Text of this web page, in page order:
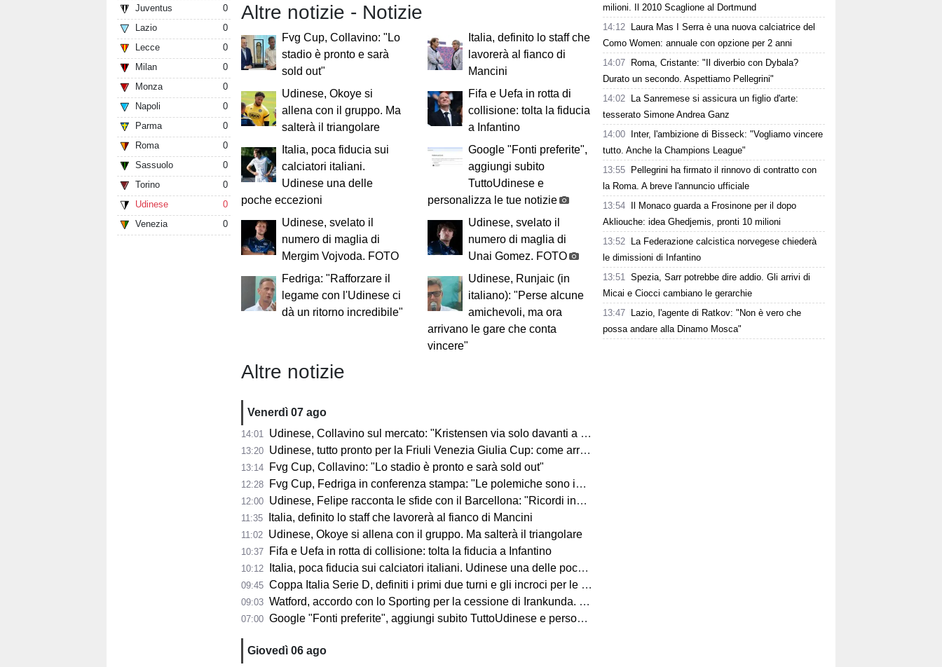
Juventus
0
Lazio
0
Lecce
0
Milan
0
Monza
0
Napoli
0
Parma
0
Roma
0
Sassuolo
0
Torino
0
Udinese
0
Venezia
0
Altre notizie - Notizie
Fvg Cup, Collavino: "Lo
stadio è pronto e sarà
sold out"
Italia, definito lo staff che
lavorerà al fianco di
Mancini
Udinese, Okoye si
allena con il gruppo. Ma
salterà il triangolare
Fifa e Uefa in rotta di
collisione: tolta la fiducia
a Infantino
Italia, poca fiducia sui
calciatori italiani.
Udinese una delle
poche eccezioni
Google "Fonti preferite",
aggiungi subito
TuttoUdinese e
personalizza le tue notizie
Udinese, svelato il
numero di maglia di
Mergim Vojvoda. FOTO
Udinese, svelato il
numero di maglia di
Unai Gomez. FOTO
Fedriga: "Rafforzare il
legame con l'Udinese ci
dà un ritorno incredibile"
Udinese, Runjaic (in
italiano): "Perse alcune
amichevoli, ma ora
arrivano le gare che conta
vincere"
Altre notizie
Venerdì 07 ago
14:01 Udinese, Collavino sul mercato: "Kristensen via solo davanti a un offerta irrinunciabile. Portiere? Stiamo lavorando"
13:20 Udinese, tutto pronto per la Friuli Venezia Giulia Cup: come arrivano Barcellona e Nottingham?
13:14 Fvg Cup, Collavino: "Lo stadio è pronto e sarà sold out"
12:28 Fvg Cup, Fedriga in conferenza stampa: "Le polemiche sono inutili"
12:00 Udinese, Felipe racconta le sfide con il Barcellona: "Ricordi indelebili"
11:35 Italia, definito lo staff che lavorerà al fianco di Mancini
11:02 Udinese, Okoye si allena con il gruppo. Ma salterà il triangolare
10:37 Fifa e Uefa in rotta di collisione: tolta la fiducia a Infantino
10:12 Italia, poca fiducia sui calciatori italiani. Udinese una delle poche eccezioni
09:45 Coppa Italia Serie D, definiti i primi due turni e gli incroci per le friulane
09:03 Watford, accordo con lo Sporting per la cessione di Irankunda. Le cifre
07:00 Google "Fonti preferite", aggiungi subito TuttoUdinese e personalizza le tue notizie
Giovedì 06 ago
milioni. Il 2010 Scaglione al Dortmund
14:12
Laura Mas I Serra è una nuova calciatrice del
Como Women: annuale con opzione per 2 anni
14:07
Roma, Cristante: "Il diverbio con Dybala?
Durato un secondo. Aspettiamo Pellegrini"
14:02
La Sanremese si assicura un figlio d'arte:
tesserato Simone Andrea Ganz
14:00
Inter, l'ambizione di Bisseck: "Vogliamo vincere
tutto. Anche la Champions League"
13:55
Pellegrini ha firmato il rinnovo di contratto con
la Roma. A breve l'annuncio ufficiale
13:54
Il Monaco guarda a Frosinone per il dopo
Akliouche: idea Ghedjemis, pronti 10 milioni
13:52
La Federazione calcistica norvegese chiederà
le dimissioni di Infantino
13:51 Spezia, Sarr potrebbe dire addio. Gli arrivi di
Micai e Ciocci cambiano le gerarchie
13:47
Lazio, l'agente di Ratkov: "Non è vero che
possa andare alla Dinamo Mosca"